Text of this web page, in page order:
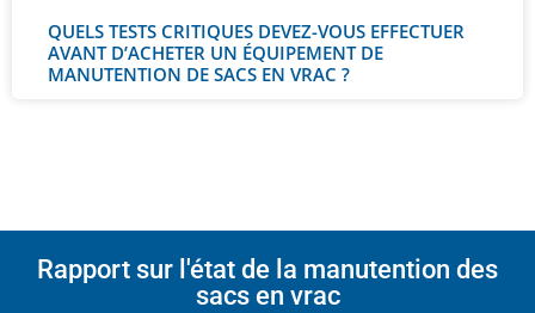
QUELS TESTS CRITIQUES DEVEZ-VOUS EFFECTUER
AVANT D’ACHETER UN ÉQUIPEMENT DE
MANUTENTION DE SACS EN VRAC ?
Rapport sur l'état de la manutention des
sacs en vrac